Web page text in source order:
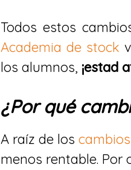
​Todos estos
Academia de stock
los alumnos, ¡estad
¿Por qué
A raíz de los
menos rentable.